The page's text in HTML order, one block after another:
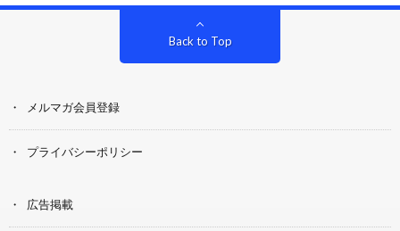
Back to Top
メルマガ会員登録
プライバシーポリシー
広告掲載